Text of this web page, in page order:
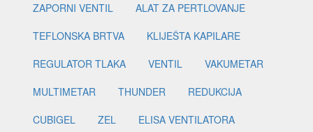
ZAPORNI VENTIL
ALAT ZA PERTLOVANJE
TEFLONSKA BRTVA
KLIJEŠTA KAPILARE
REGULATOR TLAKA
VENTIL
VAKUMETAR
MULTIMETAR
THUNDER
REDUKCIJA
CUBIGEL
ZEL
ELISA VENTILATORA